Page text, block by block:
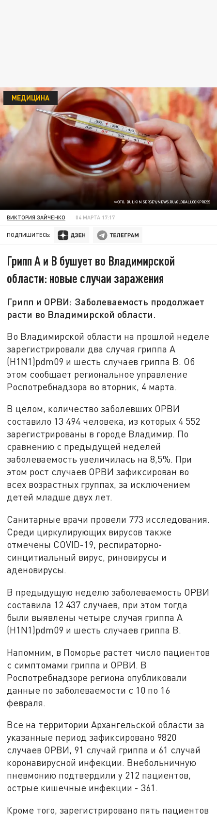
ФОТО: BULKIN SERGEY/NEWS.RU/GLOBALLOOKPRESS
МЕДИЦИНА
ВИКТОРИЯ ЗАЙЧЕНКО 04 МАРТА 17:17
ПОДПИШИТЕСЬ:
Грипп А и В бушует во Владимирской
области: новые случаи заражения
Грипп и ОРВИ: Заболеваемость продолжает
расти во Владимирской области.
Во Владимирской области на прошлой неделе
зарегистрировали два случая гриппа A
(H1N1)pdm09 и шесть случаев гриппа B. Об
этом сообщает региональное управление
Роспотребнадзора во вторник, 4 марта.
В целом, количество заболевших ОРВИ
составило 13 494 человека, из которых 4 552
зарегистрированы в городе Владимир. По
сравнению с предыдущей неделей
заболеваемость увеличилась на 8,5%. При
этом рост случаев ОРВИ зафиксирован во
всех возрастных группах, за исключением
детей младше двух лет.
Санитарные врачи провели 773 исследования.
Среди циркулирующих вирусов также
отмечены COVID-19, респираторно-
синцитиальный вирус, риновирусы и
аденовирусы.
В предыдущую неделю заболеваемость ОРВИ
составила 12 437 случаев, при этом тогда
были выявлены четыре случая гриппа A
(H1N1)pdm09 и шесть случаев гриппа B.
Напомним, в Поморье растет число пациентов
с симптомами гриппа и ОРВИ. В
Роспотребнадзоре региона опубликовали
данные по заболеваемости с 10 по 16
февраля.
Все на территории Архангельской области за
указанные период зафиксировано 9820
случаев ОРВИ, 91 случай гриппа и 61 случай
коронавирусной инфекции. Внебольничную
пневмонию подтвердили у 212 пациентов,
острые кишечные инфекции - 361.
Кроме того, зарегистрировано пять пациентов